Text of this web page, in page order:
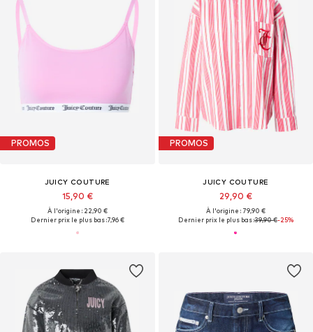
PROMOS
JUICY COUTURE
15,90 €
À l'origine : 22,90 €
Dernier prix le plus bas :7,96 €
PROMOS
JUICY COUTURE
29,90 €
À l'origine : 79,90 €
Dernier prix le plus bas :39,90 €-25%